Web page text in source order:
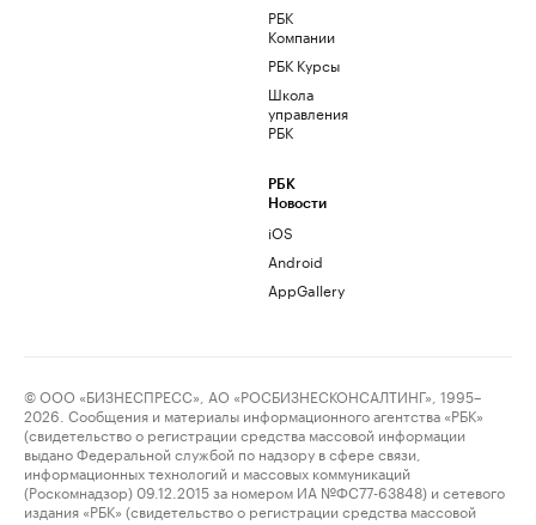
РБК
Компании
РБК Курсы
Школа
управления
РБК
РБК
Новости
iOS
Android
AppGallery
© ООО «БИЗНЕСПРЕСС», АО «РОСБИЗНЕСКОНСАЛТИНГ», 1995–
2026. Сообщения и материалы информационного агентства «РБК»
(свидетельство о регистрации средства массовой информации
выдано Федеральной службой по надзору в сфере связи,
информационных технологий и массовых коммуникаций
(Роскомнадзор) 09.12.2015 за номером ИА №ФС77-63848) и сетевого
издания «РБК» (свидетельство о регистрации средства массовой